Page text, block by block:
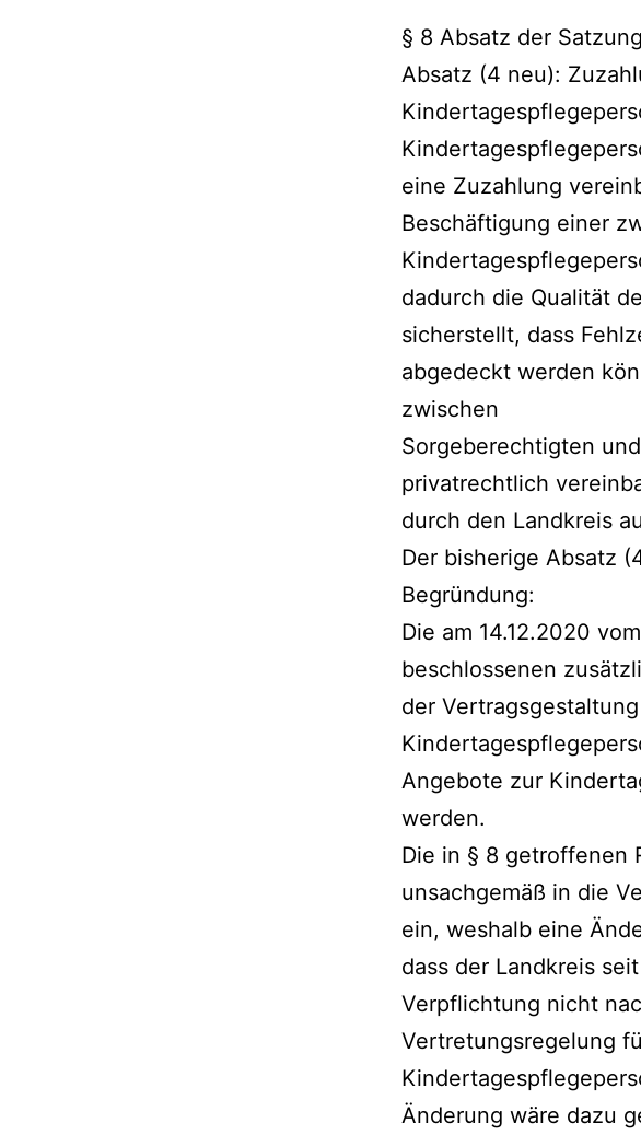
§ 8 Absatz der
Absatz (4 neu):
eine Zuzahlung
Beschäftigung einer
dadurch die Qualität
sicherstellt, dass
abgedeckt werden
zwischen
Sorgeberechtigten
privatrechtlich
durch den Landkreis
Der bisherige Absatz
Begründung:
Die am 14.12.2020
beschlossenen
der
Angebote zur
werden.
Die in § 8 getroffenen
unsachgemäß in die
ein, weshalb eine
dass der Landkreis
Verpflichtung nicht
Vertretungsregelung
Änderung wäre dazu